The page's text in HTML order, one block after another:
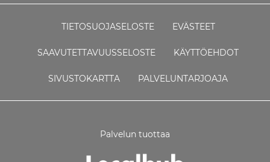
TIETOSUOJASELOSTE EVÄSTEET
SAAVUTETTAVUUSSELOSTE KÄYTTÖEHDOT
SIVUSTOKARTTA PALVELUNTARJOAJA
Palvelun tuottaa